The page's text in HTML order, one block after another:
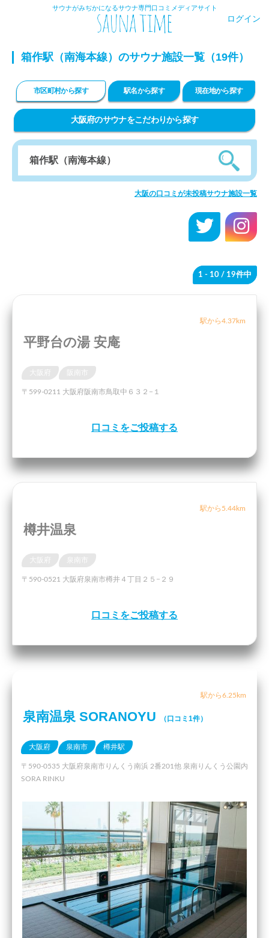
サウナがみぢかになるサウナ専門口コミメディアサイト
ログイン
箱作駅（南海本線）のサウナ施設一覧（19件）
市区町村から探す 駅名から探す 現在地から探す
大阪府のサウナをこだわりから探す
大阪の口コミが未投稿サウナ施設一覧
1 - 10 / 19件中
駅から4.37km
平野台の湯 安庵
〒599-0211 大阪府阪南市鳥取中６３２−１
口コミをご投稿する
駅から5.44km
樽井温泉
〒590-0521 大阪府泉南市樽井４丁目２５−２９
口コミをご投稿する
駅から6.25km
泉南温泉 SORANOYU （口コミ1件）
大阪府 泉南市 樽井駅
〒590-0535 大阪府泉南市りんくう南浜 2番201他 泉南りんくう公園内
SORA RINKU